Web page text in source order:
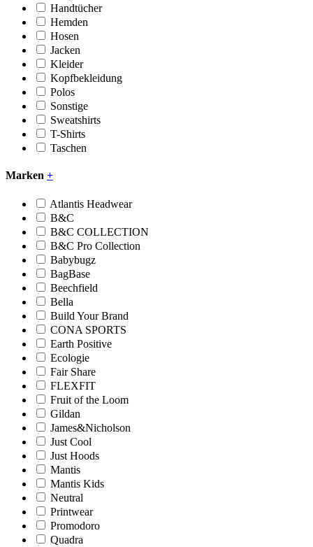
Handtücher
Hemden
Hosen
Jacken
Kleider
Kopfbekleidung
Polos
Sonstige
Sweatshirts
T-Shirts
Taschen
Marken +
Atlantis Headwear
B&C
B&C COLLECTION
B&C Pro Collection
Babybugz
BagBase
Beechfield
Bella
Build Your Brand
CONA SPORTS
Earth Positive
Ecologie
Fair Share
FLEXFIT
Fruit of the Loom
Gildan
James&Nicholson
Just Cool
Just Hoods
Mantis
Mantis Kids
Neutral
Printwear
Promodoro
Quadra